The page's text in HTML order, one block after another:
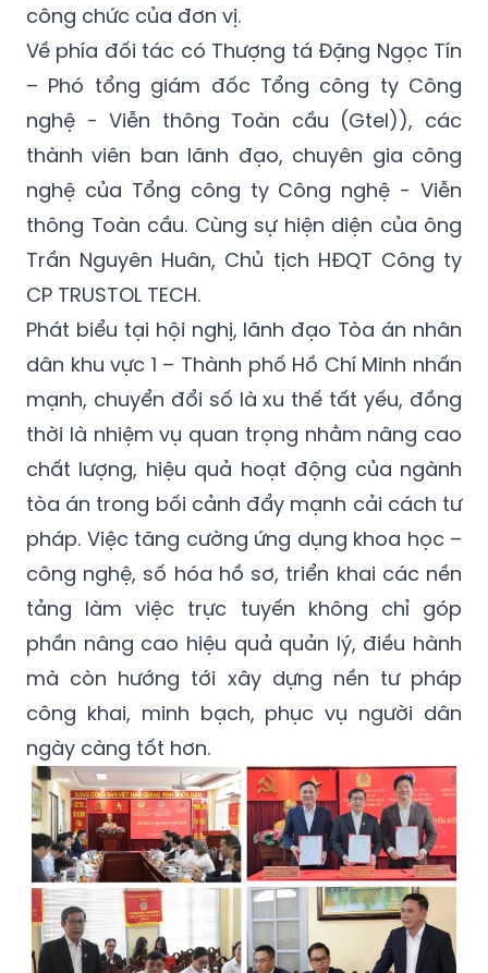
công chức của đơn vị.
Về phía đối tác có Thượng tá Đặng Ngọc Tín
– Phó tổng giám đốc Tổng công ty Công
nghệ - Viễn thông Toàn cầu (Gtel)), các
thành viên ban lãnh đạo, chuyên gia công
nghệ của Tổng công ty Công nghệ - Viễn
thông Toàn cầu. Cùng sự hiện diện của ông
Trần Nguyên Huân, Chủ tịch HĐQT Công ty
CP TRUSTOL TECH.
Phát biểu tại hội nghị, lãnh đạo Tòa án nhân
dân khu vực 1 – Thành phố Hồ Chí Minh nhấn
mạnh, chuyển đổi số là xu thế tất yếu, đồng
thời là nhiệm vụ quan trọng nhằm nâng cao
chất lượng, hiệu quả hoạt động của ngành
tòa án trong bối cảnh đẩy mạnh cải cách tư
pháp. Việc tăng cường ứng dụng khoa học –
công nghệ, số hóa hồ sơ, triển khai các nền
tảng làm việc trực tuyến không chỉ góp
phần nâng cao hiệu quả quản lý, điều hành
mà còn hướng tới xây dựng nền tư pháp
công khai, minh bạch, phục vụ người dân
ngày càng tốt hơn.